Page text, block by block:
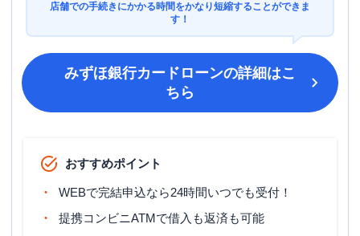
店舗での手続きにかかる時間をかなり短縮することができま
す！
みずほ銀行カードローンの詳細はこ
ちら
おすすめポイント
WEBで完結申込なら24時間いつでも受付！
提携コンビニATMで借入も返済も可能